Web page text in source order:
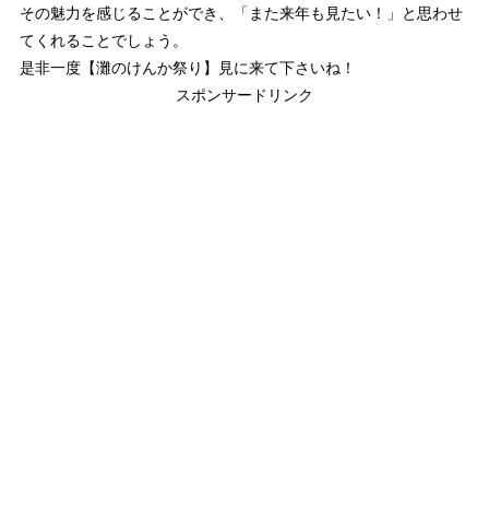
その魅力を感じることができ、「また来年も見たい！」と思わせ
てくれることでしょう。
是非一度【灘のけんか祭り】見に来て下さいね！
スポンサードリンク